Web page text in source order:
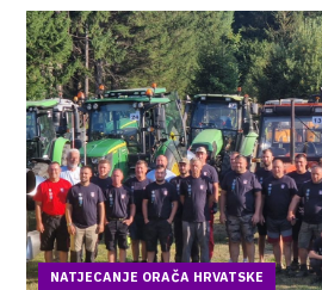
NATJECANJE ORAČA HRVATSKE